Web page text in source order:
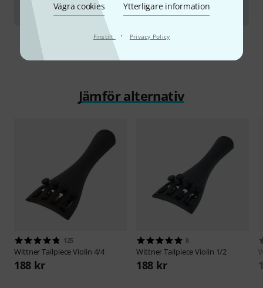
Vägra cookies Ytterligare information
Finstilt · Privacy Policy
Jämför alternativ
125
WittnerTailpiece Violin 4/4
188 kr
8
WittnerTailpiece Violin 1/2
188 kr